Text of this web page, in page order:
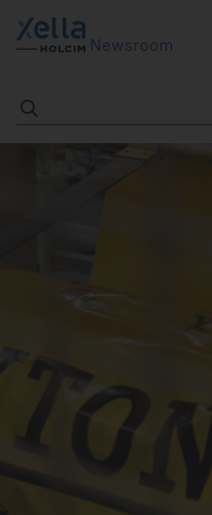
Newsroom